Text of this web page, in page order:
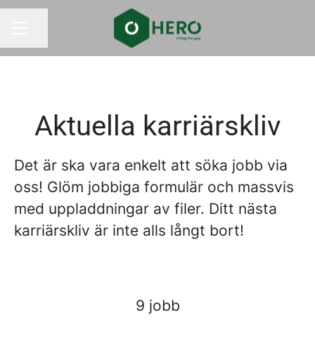
Aktuella karriärskliv
Det är ska vara enkelt att söka jobb via
oss! Glöm jobbiga formulär och massvis
med uppladdningar av filer. Ditt nästa
karriärskliv är inte alls långt bort!
9 jobb